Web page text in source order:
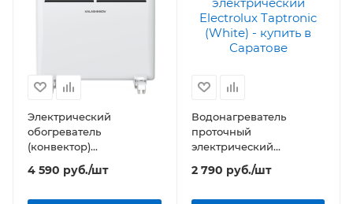
Электрический
обогреватель
(конвектор)
KALASHNIKOV KVCH-
E10M-11 (механическое
4 590 руб./шт
Водонагреватель
проточный
электрический
Electrolux Taptronic
(White)
2 790 руб./шт